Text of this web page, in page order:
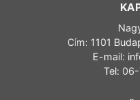
Cím: 1101
E-mail:
Tel: